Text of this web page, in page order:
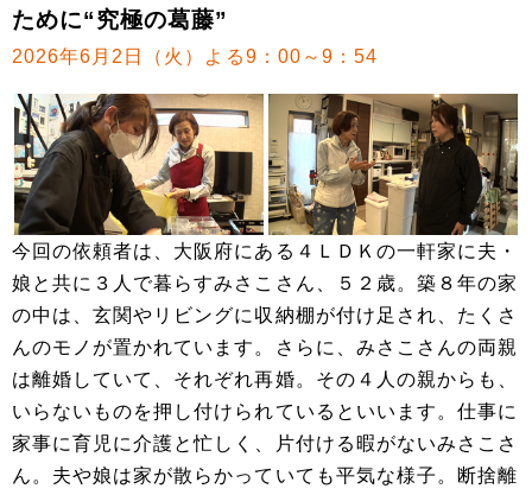
ために“究極の葛藤”
2026年6月2日（火）よる9：00～9：54
今回の依頼者は、大阪府にある４ＬＤＫの一軒家に夫・
娘と共に３人で暮らすみさこさん、５２歳。築８年の家
の中は、玄関やリビングに収納棚が付け足され、たくさ
んのモノが置かれています。さらに、みさこさんの両親
は離婚していて、それぞれ再婚。その４人の親からも、
いらないものを押し付けられているといいます。仕事に
家事に育児に介護と忙しく、片付ける暇がないみさこさ
ん。夫や娘は家が散らかっていても平気な様子。断捨離